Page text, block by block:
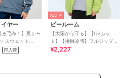
ヤー
る毛布！】裏シャ
スウェット
再入荷
SALE
ビールーム
【太陽から守る】【UVカッ
ト】【接触冷感】フルジップ
パーカ【子供服】【キッズ】
¥2,227